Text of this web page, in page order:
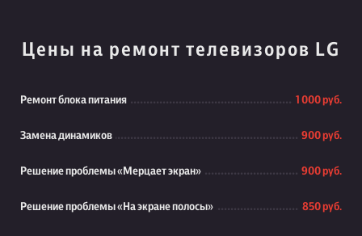
Цены на ремонт телевизоров LG
Ремонт блока питания 1 000 руб.
Замена динамиков 900 руб.
Решение проблемы «Мерцает экран» 900 руб.
Решение проблемы «На экране полосы» 850 руб.